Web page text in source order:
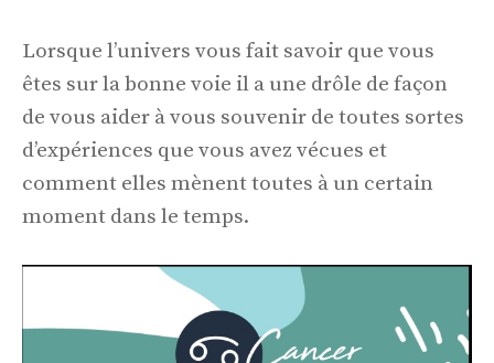
Lorsque l’univers vous fait savoir que vous
êtes sur la bonne voie il a une drôle de façon
de vous aider à vous souvenir de toutes sortes
d’expériences que vous avez vécues et
comment elles mènent toutes à un certain
moment dans le temps.